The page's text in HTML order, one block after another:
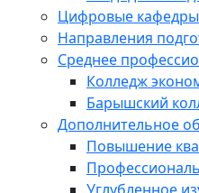
Цифровые кафедры
Направления
Среднее
Колледж
Барышский
Дополнительное
Повышение